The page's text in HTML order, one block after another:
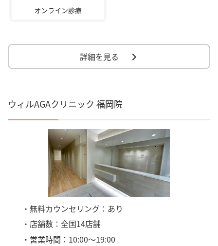
詳細を見る
ウィルAGAクリニック 福岡院
・無料カウンセリング：あり
・店舗数：全国14店舗
・営業時間：10:00～19:00